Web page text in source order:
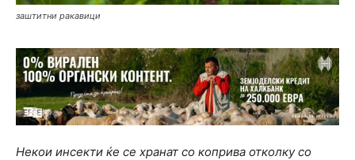
заштитни ракавици
Некои инсекти ќе се хранат со коприва отколку со